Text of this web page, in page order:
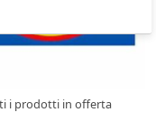
i prodotti in offerta